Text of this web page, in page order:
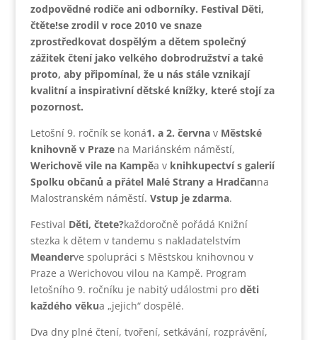
zodpovědné rodiče ani odborníky. Festival Děti,
čtěte!se zrodil v roce 2010 ve snaze
zprostředkovat dospělým a dětem společný
zážitek čtení jako velkého dobrodružství a také
proto, aby připomínal, že u nás stále vznikají
kvalitní a inspirativní dětské knížky, které stojí za
pozornost.
Letošní 9. ročník se koná1. a 2. června v Městské
knihovně v Praze na Mariánském náměstí,
Werichově vile na Kampěa v knihkupectví s galerií
Spolku občanů a přátel Malé Strany a Hradčanna
Malostranském náměstí. Vstup je zdarma.
Festival Děti, čtete?každoročně pořádá Knižní
stezka k dětem v tandemu s nakladatelstvím
Meanderve spolupráci s Městskou knihovnou v
Praze a Werichovou vilou na Kampě. Program
letošního 9. ročníku je nabitý událostmi pro děti
každého věkua „jejich“ dospělé.
Dva dny plné čtení, tvoření, setkávání, rozprávění,